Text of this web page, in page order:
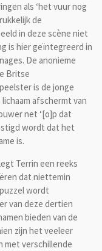
als ‘het vuur nog
de
in deze scène niet
is hier geïntegreerd in
De anonieme
Britse
is de jonge
afschermt van
net ‘[o]p dat
wordt dat het
is.
Terrin een reeks
dat niettemin
wordt
van deze dertien
bieden van de
zijn het veeleer
met verschillende